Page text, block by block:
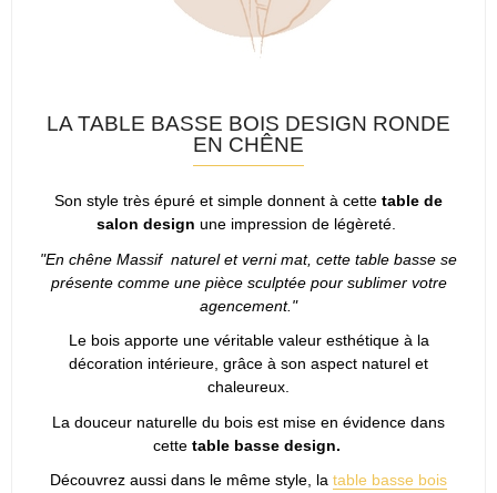
LA TABLE BASSE BOIS DESIGN RONDE
EN CHÊNE
Son style très épuré et simple donnent à cette table de
salon design une impression de légèreté.
"En chêne Massif naturel et verni mat, cette table basse se
présente comme une pièce sculptée pour sublimer votre
agencement."
Le bois apporte une véritable valeur esthétique à la
décoration intérieure, grâce à son aspect naturel et
chaleureux.
La douceur naturelle du bois est mise en évidence dans
cette table basse design.
Découvrez aussi dans le même style, la table basse bois